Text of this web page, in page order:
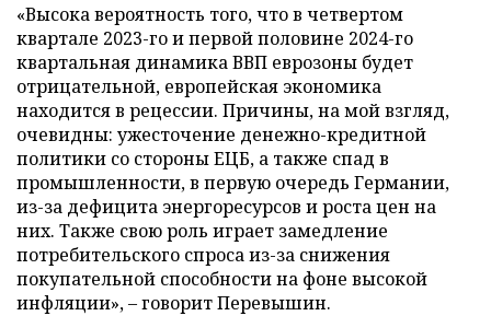
«Высока вероятность того, что в четвертом
квартале 2023-го и первой половине 2024-го
квартальная динамика ВВП еврозоны будет
отрицательной, европейская экономика
находится в рецессии. Причины, на мой взгляд,
очевидны: ужесточение денежно-кредитной
политики со стороны ЕЦБ, а также спад в
промышленности, в первую очередь Германии,
из-за дефицита энергоресурсов и роста цен на
них. Также свою роль играет замедление
потребительского спроса из-за снижения
покупательной способности на фоне высокой
инфляции», – говорит Перевышин.